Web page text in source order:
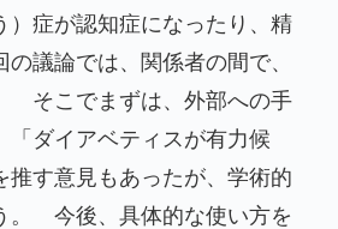
）症が認知症になったり、精
議論では、関係者の間で、
そこでまずは、外部への手
ダイアベティスが有力候
す意見もあったが、学術的
。 今後、具体的な使い方を